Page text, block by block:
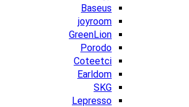
Baseus
joyroom
GreenLion
Porodo
Coteetci
Earldom
SKG
Lepresso